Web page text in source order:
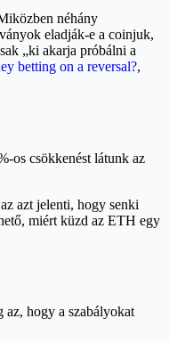
néhány
eladják-e a coinjuk,
„ki akarja próbálni a
betting on a reversal?,
os csökkenést látunk az
azt jelenti, hogy senki
miért küzd az ETH egy
az, hogy a szabályokat